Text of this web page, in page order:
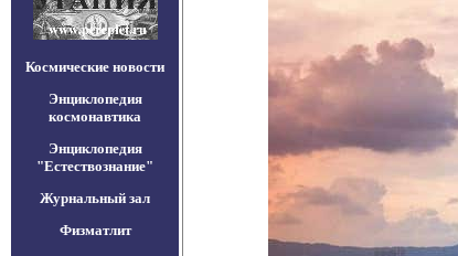
Космические новости
Энциклопедия
космонавтика
Энциклопедия
"Естествознание"
Журнальный зал
Физматлит